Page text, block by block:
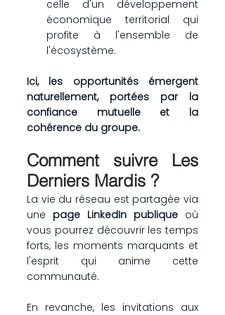
celle d'un développement
économique territorial qui
profite à l'ensemble de
l'écosystème.
Ici, les opportunités émergent
naturellement, portées par la
confiance mutuelle et la
cohérence du groupe.
Comment suivre Les
Derniers Mardis ?
La vie du réseau est partagée via
une page LinkedIn publique où
vous pourrez découvrir les temps
forts, les moments marquants et
l'esprit qui anime cette
communauté.
En revanche, les invitations aux